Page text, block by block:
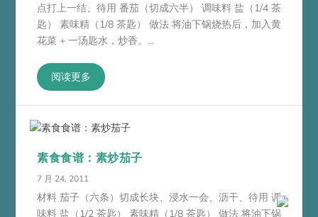
点打上一结、待用 番茄（切成六半） 调味料 盐（1/4 茶
匙） 素味精（1/8 茶匙） 做法 将油下锅烧热后，加入黄
花菜 + 一汤匙水，炒香。...
阅读更多
素食食谱：素炒茄子
7 月 24, 2011
材料 茄子（六条）切成长块、浸水一会、沥干、待用 调
味料 盐（1/2 茶匙） 素味精（1/8 茶匙） 做法 将油下锅